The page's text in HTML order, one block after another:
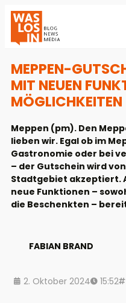
MEPPEN-
MIT NEUEN
MÖGLICHKEITEN
Meppen (pm). Den
lieben wir. Egal ob im
Gastronomie oder bei
– der Gutschein wird
Stadtgebiet akzeptiert.
neue Funktionen –
die Beschenkten –
FABIAN BRAND
2. Oktober 2024 15:52